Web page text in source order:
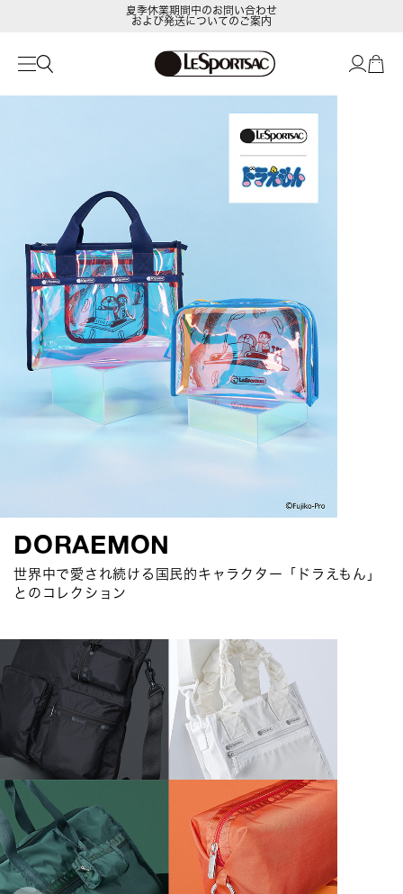
LeSportsac Member's Club
および発送についてのご案内
DORAEMON
世界中で愛され続ける国民的キャラクター「ドラえもん」
とのコレクション